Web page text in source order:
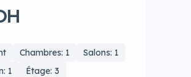
Chambres: 1
Salons: 1
1
Étage: 3